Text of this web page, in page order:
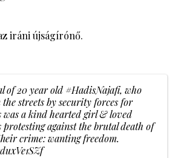
iráni újságírónő.
of 20 year old#HadisNajafi, who
the streets by security forces for
was a kind hearted girl & loved
protesting against the brutal death of
crime: wanting freedom.